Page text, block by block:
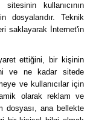
kullanıcının
dosyalarıdır. Teknik
saklayarak İnternet'in
ettiğini, bir kişinin
ve ne kadar sitede
ve kullanıcılar için
olarak reklam ve
dosyası, ana bellekte